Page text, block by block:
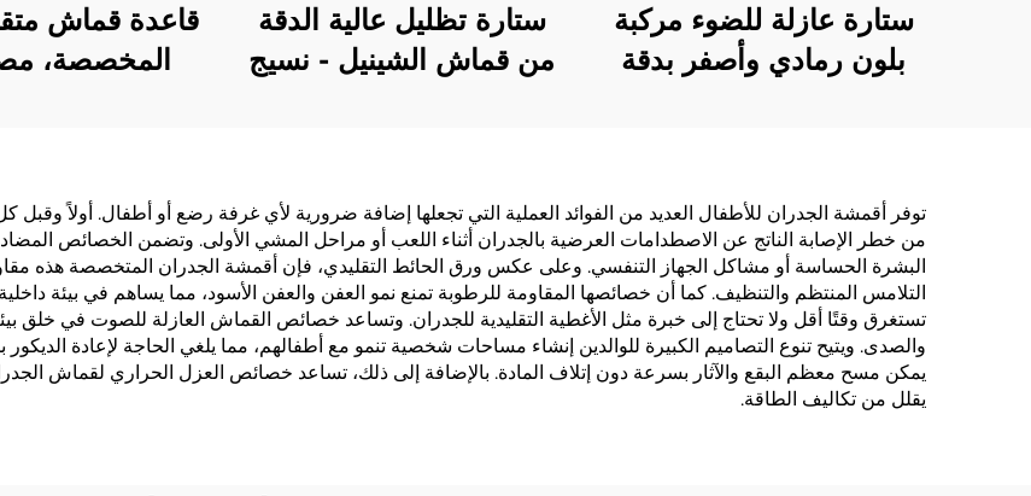
ستارة عازلة للضوء مركبة
بلون رمادي وأصفر بدقة
مُقَسَّمة
ستارة تظليل عالية الدقة
من قماش الشينيل - نسيج
لغرفة النوم وغرفة المعيشة
المخصصة،
توفر أقمشة الجدران للأطفال العديد من الفوائد العملية التي تجعلها إضافة ضرورية لأي غرفة رضع أو أطفال. أولاً
من خطر الإصابة الناتج عن الاصطدامات العرضية بالجدران أثناء اللعب أو مراحل المشي الأولى. وتضمن الخصائص
البشرة الحساسة أو مشاكل الجهاز التنفسي. وعلى عكس ورق الحائط التقليدي، فإن أقمشة الجدران المتخصصة هذه
التلامس المنتظم والتنظيف. كما أن خصائصها المقاومة للرطوبة تمنع نمو العفن والعفن الأسود، مما يساهم في بيئة
تستغرق وقتًا أقل ولا تحتاج إلى خبرة مثل الأغطية التقليدية للجدران. وتساعد خصائص القماش العازلة للصوت في خلق
والصدى. ويتيح تنوع التصاميم الكبيرة للوالدين إنشاء مساحات شخصية تنمو مع أطفالهم، مما يلغي الحاجة لإعادة
يمكن مسح معظم البقع والآثار بسرعة دون إتلاف المادة. بالإضافة إلى ذلك، تساعد خصائص العزل الحراري لقماش
يقلل من تكاليف الطاقة.